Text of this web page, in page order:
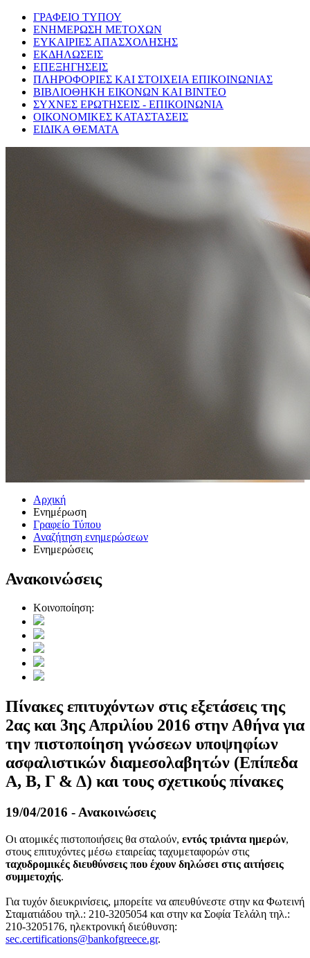
ΓΡΑΦΕΙΟ ΤΥΠΟΥ
ΕΝΗΜΕΡΩΣΗ ΜΕΤΟΧΩΝ
ΕΥΚΑΙΡΙΕΣ ΑΠΑΣΧΟΛΗΣΗΣ
ΕΚΔΗΛΩΣΕΙΣ
ΕΠΕΞΗΓΗΣΕΙΣ
ΠΛΗΡΟΦΟΡΙΕΣ ΚΑΙ ΣΤΟΙΧΕΙΑ ΕΠΙΚΟΙΝΩΝΙΑΣ
ΒΙΒΛΙΟΘΗΚΗ ΕΙΚΟΝΩΝ ΚΑΙ ΒΙΝΤΕΟ
ΣΥΧΝΕΣ ΕΡΩΤΗΣΕΙΣ - ΕΠΙΚΟΙΝΩΝΙΑ
ΟΙΚΟΝΟΜΙΚΕΣ ΚΑΤΑΣΤΑΣΕΙΣ
ΕΙΔΙΚΑ ΘΕΜΑΤΑ
Αρχική
Ενημέρωση
Γραφείο Τύπου
Αναζήτηση ενημερώσεων
Ενημερώσεις
Ανακοινώσεις
Κοινοποίηση:
Πίνακες επιτυχόντων στις εξετάσεις της
2ας και 3ης Απριλίου 2016 στην Αθήνα για
την πιστοποίηση γνώσεων υποψηφίων
ασφαλιστικών διαμεσολαβητών (Επίπεδα
Α, Β, Γ & Δ) και τους σχετικούς πίνακες
19/04/2016 - Ανακοινώσεις
Οι ατομικές πιστοποιήσεις θα σταλούν, εντός τριάντα ημερών,
στους επιτυχόντες μέσω εταιρείας ταχυμεταφορών στις
ταχυδρομικές διευθύνσεις που έχουν δηλώσει στις αιτήσεις
συμμετοχής.
Για τυχόν διευκρινίσεις, μπορείτε να απευθύνεστε στην κα Φωτεινή
Σταματιάδου τηλ.: 210-3205054 και στην κα Σοφία Τελάλη τηλ.:
210-3205176, ηλεκτρονική διεύθυνση:
sec.certifications@bankofgreece.gr.